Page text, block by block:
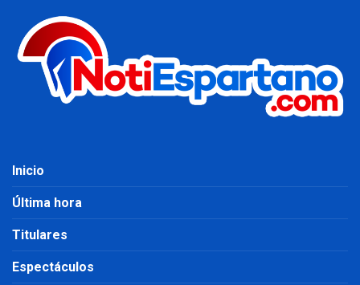
Inicio
Última hora
Titulares
Espectáculos